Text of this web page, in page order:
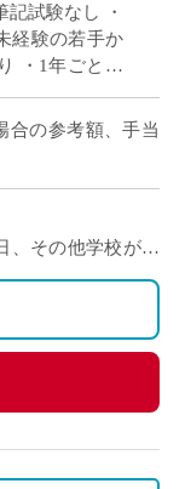
試験なし ・
経験の若手か
・1年ごとに
ら […]
合の参考額、手当
円
860万円
940万円
円)
保険
、その他学校が定